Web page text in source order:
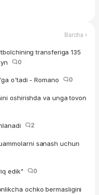
Barcha ›
transferiga 135
0
o'tadi - Romano 0
oshirishda va unga tovon
2
sanash uchun
edik" 0
ochko bermasligini